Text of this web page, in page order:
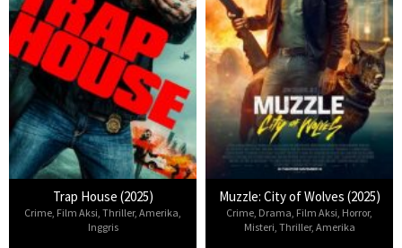
Trap House (2025)
Crime, Film Aksi, Thriller, Amerika,
Inggris
Muzzle: City of Wolves (2025)
Crime, Drama, Film Aksi, Horror,
Misteri, Thriller, Amerika